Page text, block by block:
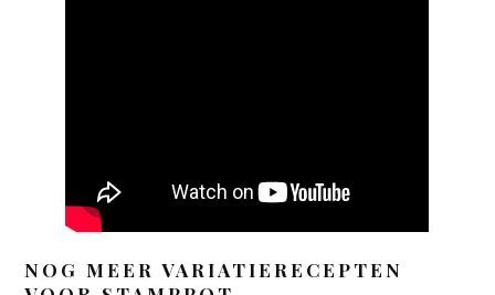
NOG MEER VARIATIERECEPTEN